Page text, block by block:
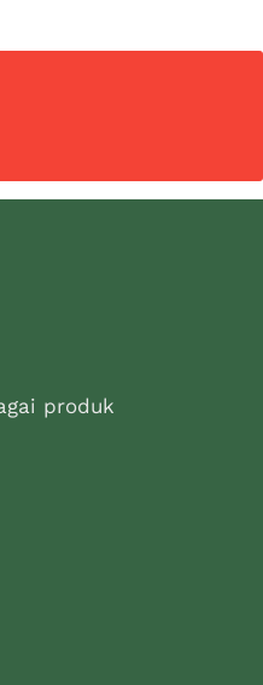
produk